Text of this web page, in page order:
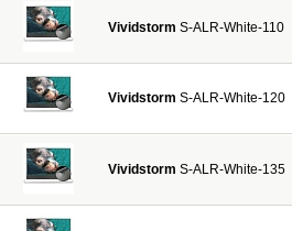
Vividstorm S-ALR-White-110
Vividstorm S-ALR-White-120
Vividstorm S-ALR-White-135